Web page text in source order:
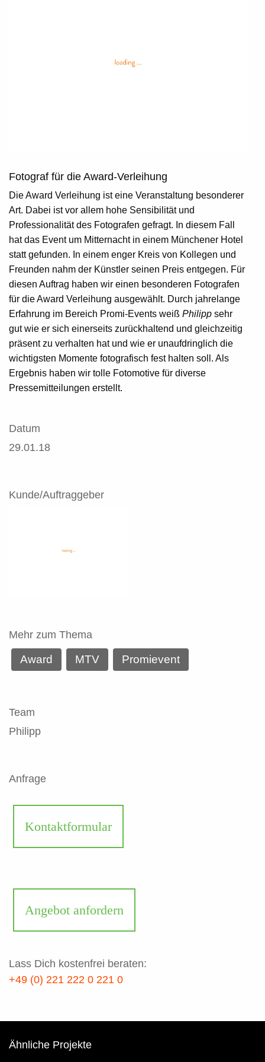
Fotograf für die Award-Verleihung
Die Award Verleihung ist eine Veranstaltung besonderer
Art. Dabei ist vor allem hohe Sensibilität und
Professionalität des Fotografen gefragt. In diesem Fall
hat das Event um Mitternacht in einem Münchener Hotel
statt gefunden. In einem enger Kreis von Kollegen und
Freunden nahm der Künstler seinen Preis entgegen. Für
diesen Auftrag haben wir einen besonderen Fotografen
für die Award Verleihung ausgewählt. Durch jahrelange
Erfahrung im Bereich Promi-Events weiß Philipp sehr
gut wie er sich einerseits zurückhaltend und gleichzeitig
präsent zu verhalten hat und wie er unaufdringlich die
wichtigsten Momente fotografisch fest halten soll. Als
Ergebnis haben wir tolle Fotomotive für diverse
Pressemitteilungen erstellt.
Datum
29.01.18
Kunde/Auftraggeber
Mehr zum Thema
Award MTV Promievent
Team
Philipp
Anfrage
Kontaktformular
Angebot anfordern
Lass Dich kostenfrei beraten:
+49 (0) 221 222 0 221 0
Ähnliche Projekte